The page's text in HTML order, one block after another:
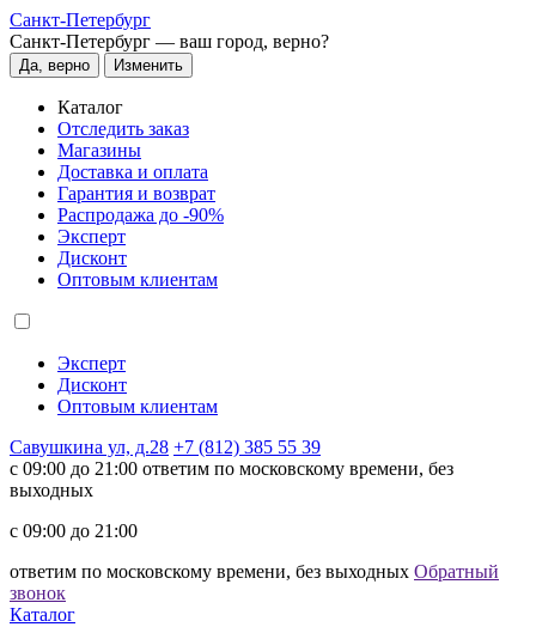
Санкт-Петербург
Санкт-Петербург — ваш город, верно?
Да, верно Изменить
Каталог
Отследить заказ
Магазины
Доставка и оплата
Гарантия и возврат
Распродажа до -90%
Эксперт
Дисконт
Оптовым клиентам
Эксперт
Дисконт
Оптовым клиентам
Савушкина ул, д.28 +7 (812) 385 55 39
c 09:00 до 21:00 ответим по московскому времени, без
выходных
c 09:00 до 21:00
ответим по московскому времени, без выходных Обратный
звонок
Каталог